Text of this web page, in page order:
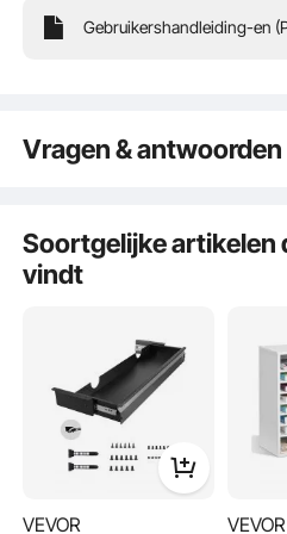
Onze in hoogte verstelbare 25" x 9,8"
Gebruikershandleiding-en
Vragen &
Is het product duurzaam? ...
Soortgelijke artikelen
vindt
VEVOR